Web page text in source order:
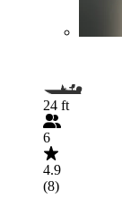
24 ft
6
4.9
(8)